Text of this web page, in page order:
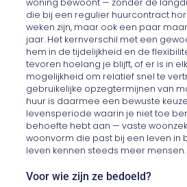
die bij een regulier huurcontract
weken zijn, maar ook een paar
jaar. Het kernverschil met een
hem in de tijdelijkheid en de
tevoren hoelang je blijft, of er is in
mogelijkheid om relatief snel te
gebruikelijke opzegtermijnen van
huur is daarmee een bewuste
levensperiode waarin je niet toe
behoefte hebt aan — vaste
woonvorm die past bij een leven in
leven kennen steeds meer mensen.
Voor wie zijn ze bedoeld?